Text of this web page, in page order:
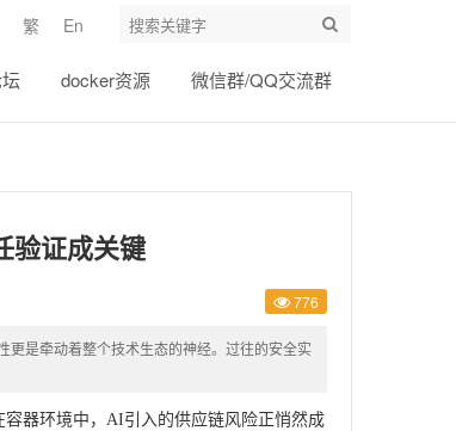
繁 En
docker资源 微信群/QQ交流群
验证成关键
776
是牵动着整个技术生态的神经。过往的安全实
器环境中，AI引入的供应链风险正悄然成